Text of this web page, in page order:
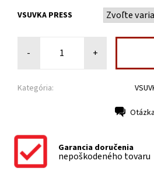
VSUVKA PRESS
- +
Kategória:
Otázka
Garancia doručenia
nepoškodeného tovaru